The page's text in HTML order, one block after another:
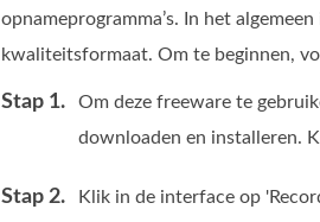
opnameprogramma’s. In het
kwaliteitsformaat. Om te beginnen,
Stap 1.
Om deze freeware te
downloaden en installeren.
Stap 2.
Klik in de interface op